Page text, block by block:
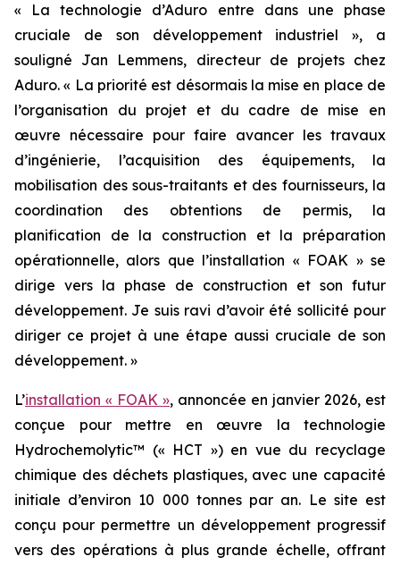
« La technologie d’Aduro entre dans une phase
cruciale de son développement industriel », a
souligné Jan Lemmens, directeur de projets chez
Aduro. « La priorité est désormais la mise en place de
l’organisation du projet et du cadre de mise en
œuvre nécessaire pour faire avancer les travaux
d’ingénierie, l’acquisition des équipements, la
mobilisation des sous-traitants et des fournisseurs, la
coordination des obtentions de permis, la
planification de la construction et la préparation
opérationnelle, alors que l’installation « FOAK » se
dirige vers la phase de construction et son futur
développement. Je suis ravi d’avoir été sollicité pour
diriger ce projet à une étape aussi cruciale de son
développement. »
L’installation « FOAK », annoncée en janvier 2026, est
conçue pour mettre en œuvre la technologie
Hydrochemolytic™ (« HCT ») en vue du recyclage
chimique des déchets plastiques, avec une capacité
initiale d’environ 10 000 tonnes par an. Le site est
conçu pour permettre un développement progressif
vers des opérations à plus grande échelle, offrant